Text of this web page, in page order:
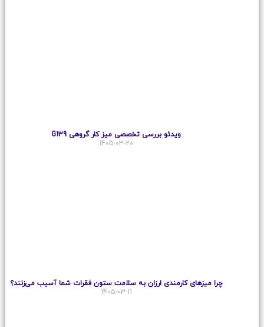
ویدئو بررسی تخصصی میز کار گروهی G139
1405-03-20
چرا میزهای کارمندی ارزان به سلامت ستون فقرات شما آسیب می‌زنند؟
1405-03-11